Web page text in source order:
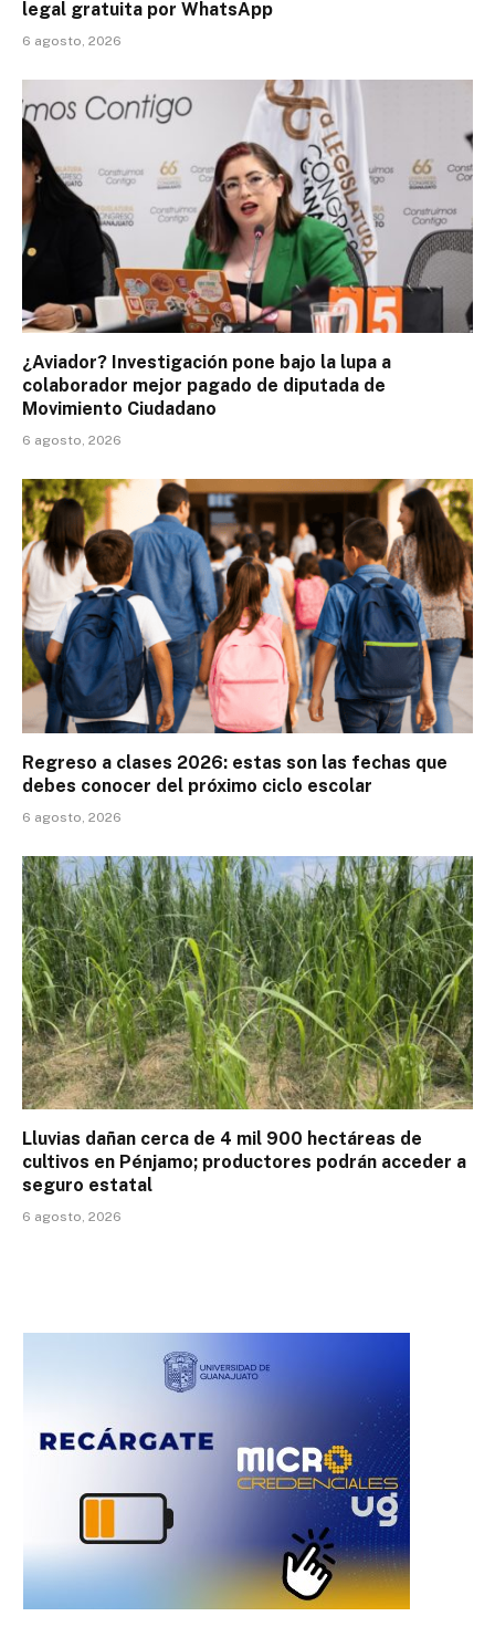
legal gratuita por WhatsApp
6 agosto, 2026
¿Aviador? Investigación pone bajo la lupa a
colaborador mejor pagado de diputada de
Movimiento Ciudadano
6 agosto, 2026
Regreso a clases 2026: estas son las fechas que
debes conocer del próximo ciclo escolar
6 agosto, 2026
Lluvias dañan cerca de 4 mil 900 hectáreas de
cultivos en Pénjamo; productores podrán acceder a
seguro estatal
6 agosto, 2026